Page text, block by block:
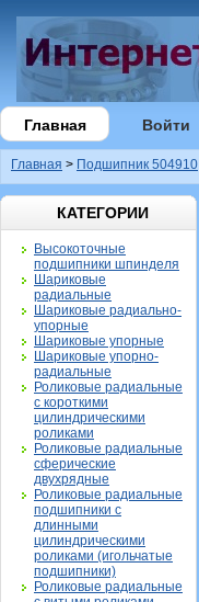
Главная Войти
Главная > Подшипник 504910
КАТЕГОРИИ
Высокоточные
подшипники шпинделя
Шариковые
радиальные
Шариковые радиально-
упорные
Шариковые упорные
Шариковые упорно-
радиальные
Роликовые радиальные
с короткими
цилиндрическими
роликами
Роликовые радиальные
сферические
двухрядные
Роликовые радиальные
подшипники с
длинными
цилиндрическими
роликами (игольчатые
подшипники)
Роликовые радиальные